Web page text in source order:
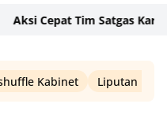
Cepat Tim Satgas
Kabinet Liputan Haji